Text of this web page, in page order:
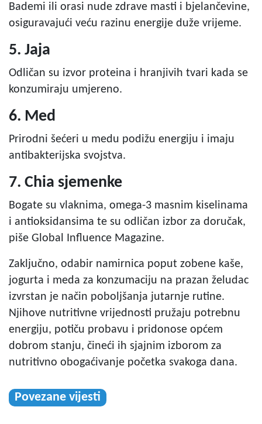
Bademi ili orasi nude zdrave masti i bjelančevine,
osiguravajući veću razinu energije duže vrijeme.
5. Jaja
Odličan su izvor proteina i hranjivih tvari kada se
konzumiraju umjereno.
6. Med
Prirodni šećeri u medu podižu energiju i imaju
antibakterijska svojstva.
7. Chia sjemenke
Bogate su vlaknima, omega-3 masnim kiselinama
i antioksidansima te su odličan izbor za doručak,
piše Global Influence Magazine.
Zaključno, odabir namirnica poput zobene kaše,
jogurta i meda za konzumaciju na prazan želudac
izvrstan je način poboljšanja jutarnje rutine.
Njihove nutritivne vrijednosti pružaju potrebnu
energiju, potiču probavu i pridonose općem
dobrom stanju, čineći ih sjajnim izborom za
nutritivno obogaćivanje početka svakoga dana.
Povezane vijesti